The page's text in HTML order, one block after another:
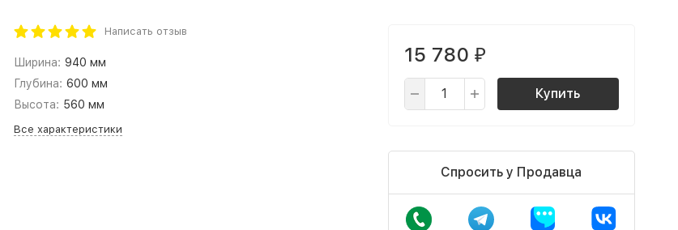
Написать отзыв
Ширина: 940 мм
Глубина: 600 мм
Высота: 560 мм
Все характеристики
15 780 ₽
Купить
Спросить у Продавца